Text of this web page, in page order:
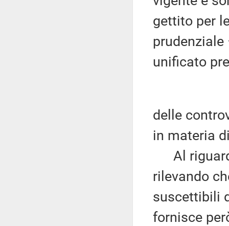
gettito per
unificato
delle
in materia
Al
rilevando
suscettibili
fornisce